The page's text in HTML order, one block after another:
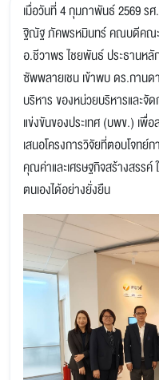
เมื่อวันที่ 4 กุมภาพันธ์ 2569 ร
ฐิณัฐ ภัคพรหมินทร์ คณบดีคณะ
อ.ชีวาพร ไชยพันธ์ ประธานห
ซัพพลายเชน เข้าพบ ดร.กาน
บริหาร ของหน่วยบริหารและจั
แข่งขันของประเทศ (บพข.) เพื่
เสนอโครงการวิจัยที่ตอบโจทย์
คุณค่าและเศรษฐกิจสร้างสรรค์
ตนเองได้อย่างยั่งยืน